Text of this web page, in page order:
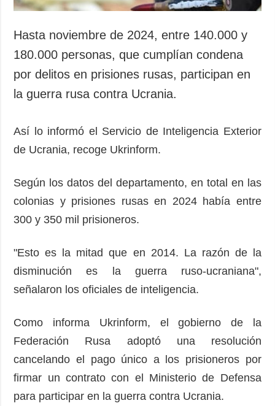
emergencias
ADICIONAL
Podcasts
Publicaciones
Video
Releases
SERVICIOS
Suscripción
Banco de
imágenes
Hasta noviembre de 2024, entre 140.000 y
180.000 personas, que cumplían condena
por delitos en prisiones rusas, participan en
la guerra rusa contra Ucrania.
Así lo informó el Servicio de Inteligencia Exterior
de Ucrania, recoge Ukrinform.
Según los datos del departamento, en total en las
colonias y prisiones rusas en 2024 había entre
300 y 350 mil prisioneros.
"Esto es la mitad que en 2014. La razón de la
disminución es la guerra ruso-ucraniana",
señalaron los oficiales de inteligencia.
Como informa Ukrinform, el gobierno de la
Federación Rusa adoptó una resolución
cancelando el pago único a los prisioneros por
firmar un contrato con el Ministerio de Defensa
para participar en la guerra contra Ucrania.